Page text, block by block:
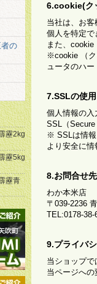
6.cookie(ク
当社は、お
個人を特定で
また、cookie
※cookie （ク
ュータのハー
7.SSLの使
個人情報の入
SSL（Secure
※ SSLは情報
より安全に情
8.お問合せ先
わか本米店
〒039-2236
TEL:0178-38-
9.プライバ
当ショップで
当ページへの
の
靂2kg
靂5kg
靂青